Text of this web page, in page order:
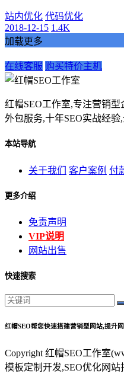
站内优化 代码优化
2018-12-15 1.4K
加载更多
在线客服 购买特价主机
红帽SEO工作室,专注营销
外包服务,十年SEO实战经验,
本站导航
关于我们 客户案例 付
更多介绍
免责声明
VIP说明
网站出售
快速搜索
红帽SEO帮您快速搭建营销型网站,提升
Copyright 红帽SEO工作室
模板定制开发,SEO优化网站